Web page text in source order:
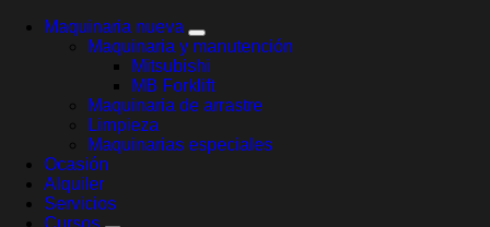
Maquinaria nueva
Maquinaria y manutención
Mitsubishi
MB Forklift
Maquinaria de arrastre
Limpieza
Maquinarias especiales
Ocasión
Alquiler
Servicios